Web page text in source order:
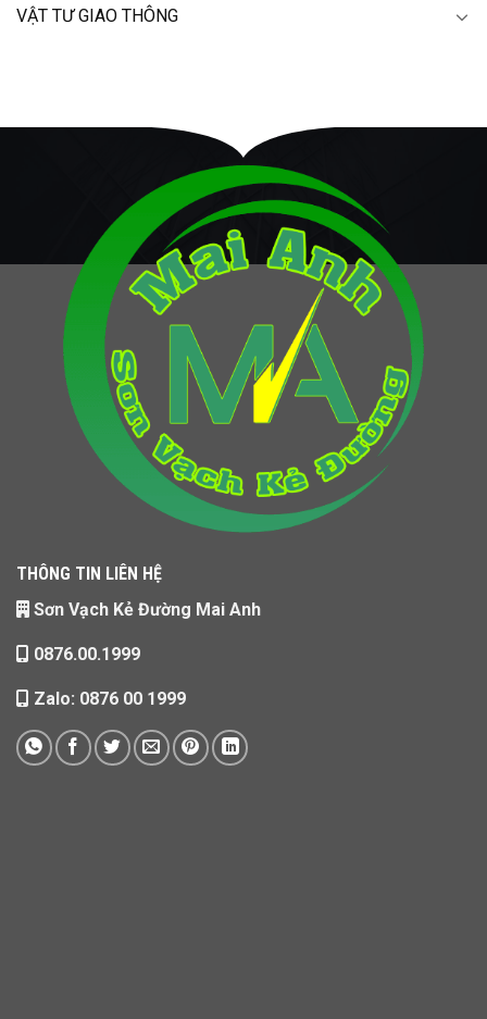
VẬT TƯ GIAO THÔNG
THÔNG TIN LIÊN HỆ
Sơn Vạch Kẻ Đường Mai Anh
0876.00.1999
Zalo: 0876 00 1999